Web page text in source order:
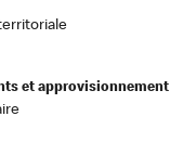
et approvisionnement